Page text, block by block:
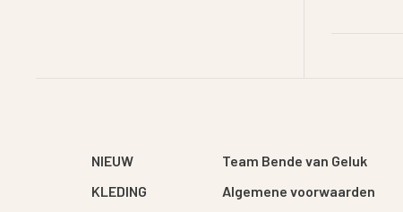
NIEUW
KLEDING
Team Bende van Geluk
Algemene voorwaarden